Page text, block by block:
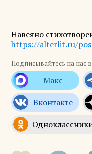
Навеяно
https://alterlit.ru/
Подписывайтесь на нас в